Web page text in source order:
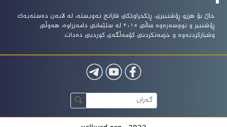
خاڵ بۆ هزرو ڕۆشنبیرى، ڕێکخراوێکى قازانج نەویستە، لە لایەن دەستەیەک
ڕۆشنبیر و نووسەرەوە ساڵى ٢٠١٥ لە سلێمانى دامەزراوە، هەوڵى
وشیارکردنەوە و خزمەتکردنى کۆمەڵگەى کوردیى دەدات.